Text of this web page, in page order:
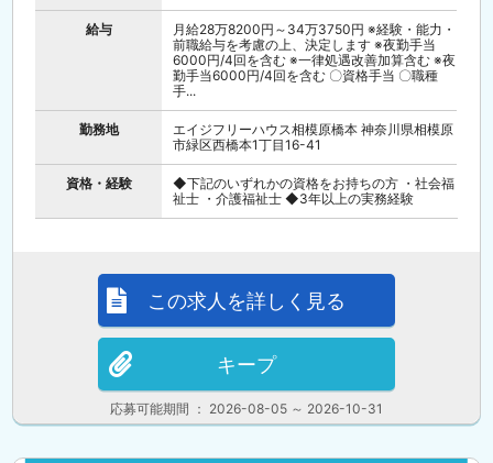
給与
月給28万8200円～34万3750円 ※経験・能力・
前職給与を考慮の上、決定します ※夜勤手当
6000円/4回を含む ※一律処遇改善加算含む ※夜
勤手当6000円/4回を含む 〇資格手当 〇職種
手...
勤務地
エイジフリーハウス相模原橋本 神奈川県相模原
市緑区西橋本1丁目16-41
資格・経験
◆下記のいずれかの資格をお持ちの方 ・社会福
祉士 ・介護福祉士 ◆3年以上の実務経験
応募可能期間 ： 2026-08-05 ～ 2026-10-31
この求人を詳しく見る
キープ